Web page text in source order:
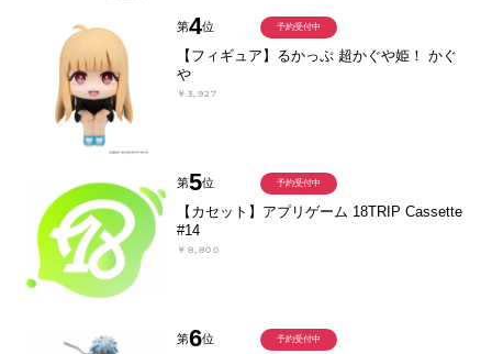
第4位
【フィギュア】るかっぷ 超かぐや姫！ かぐ
や
￥3,927
予約受付中
第5位
【カセット】アプリゲーム 18TRIP Cassette
#14
￥8,800
予約受付中
第6位 予約受付中